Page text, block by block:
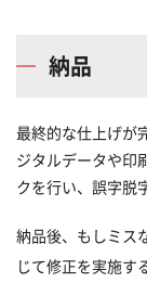
納品
最終的な仕上げが
ジタルデータや印
クを行い、誤字脱
納品後、もしミス
じて修正を実施す